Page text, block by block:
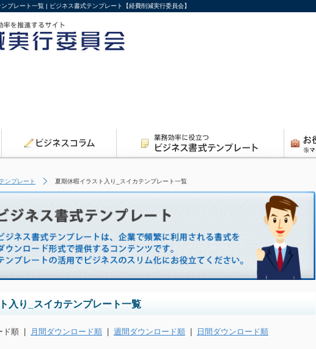
プレート一覧 | ビジネス書式テンプレート【経費削減実行委員会】
ンプレート 夏期休暇イラスト入り_スイカテンプレート一覧
入り_スイカテンプレート一覧
ド順 | 月間ダウンロード順 | 週間ダウンロード順 | 日間ダウンロード順